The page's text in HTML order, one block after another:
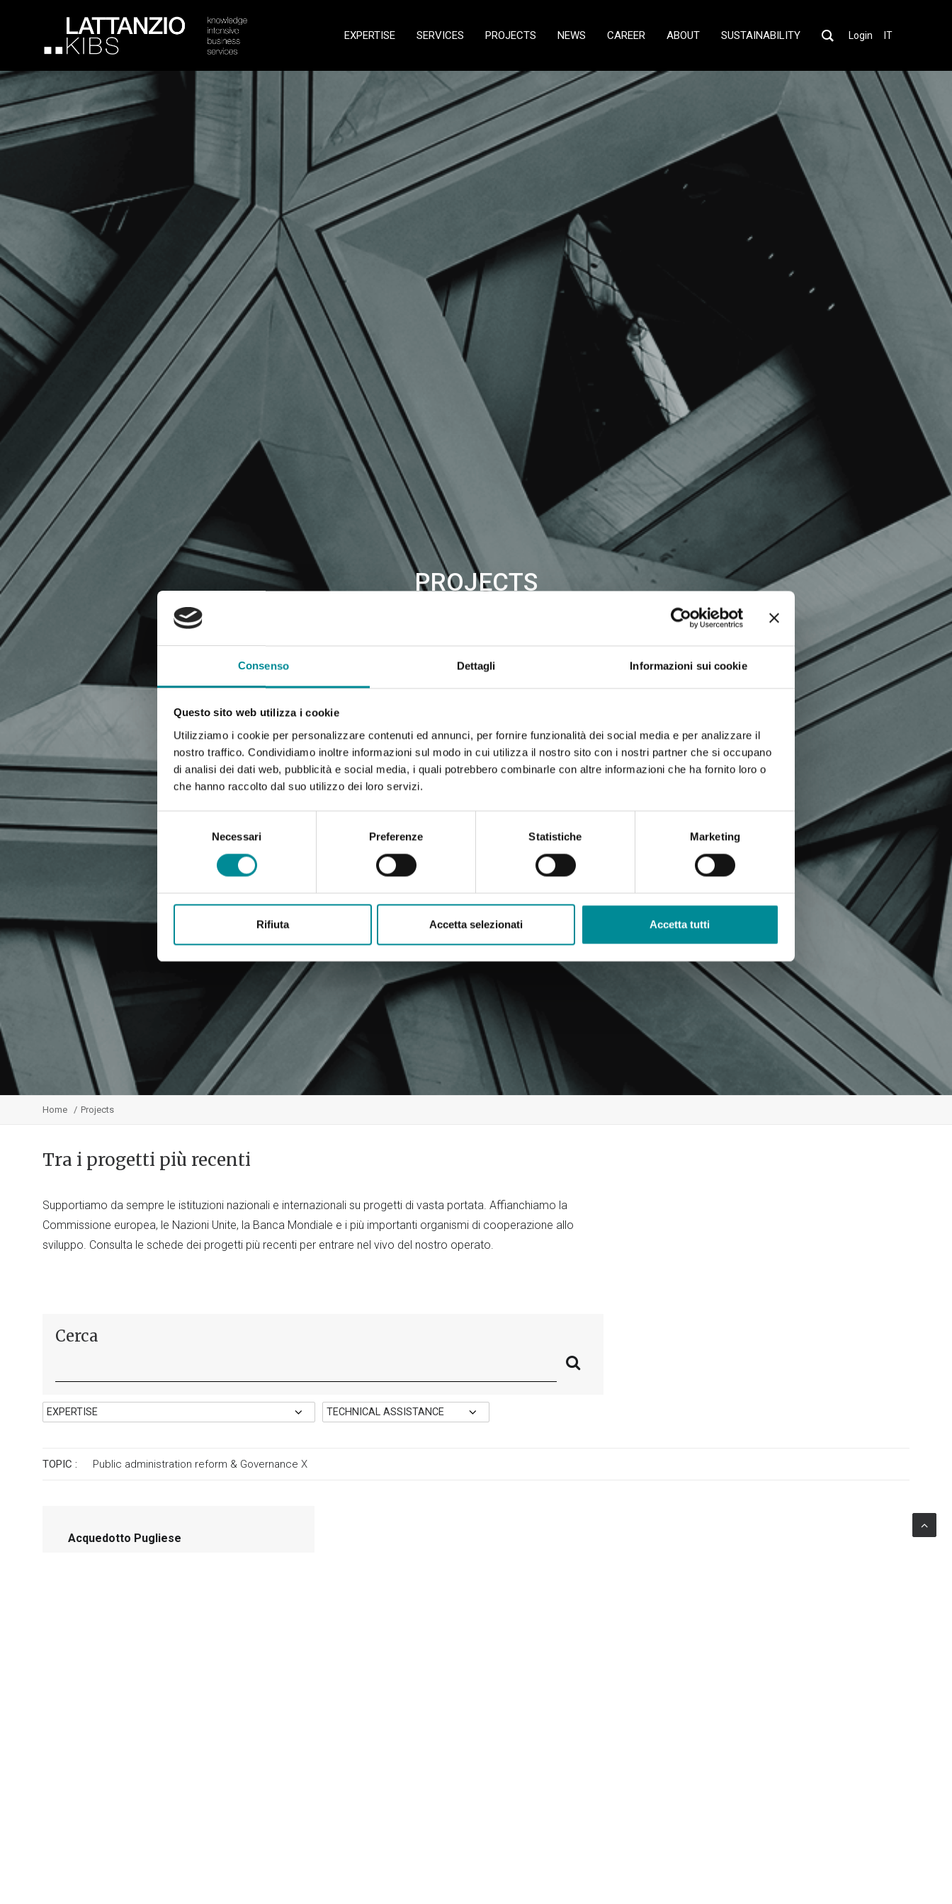
Consenso Dettagli Informazioni sui cookie
Questo sito web utilizza i cookie
Utilizziamo i cookie per personalizzare contenuti ed annunci, per fornire funzionalità dei social media e per analizzare il
nostro traffico. Condividiamo inoltre informazioni sul modo in cui utilizza il nostro sito con i nostri partner che si occupano
di analisi dei dati web, pubblicità e social media, i quali potrebbero combinarle con altre informazioni che ha fornito loro o
che hanno raccolto dal suo utilizzo dei loro servizi.
del
Necessari Preferenze Statistiche Marketing
Rifiuta Accetta selezionati Accetta tutti
EXPERTISE SERVICES PROJECTS NEWS CAREER ABOUT SUSTAINABILITY Login IT
PROJECTS
Home Projects
Tra i progetti più recenti
Supportiamo da sempre le istituzioni nazionali e internazionali su progetti di vasta portata. Affianchiamo la
Commissione europea, le Nazioni Unite, la Banca Mondiale e i più importanti organismi di cooperazione allo
sviluppo. Consulta le schede dei progetti più recenti per entrare nel vivo del nostro operato.
Cerca
TOPIC : Public administration reform & Governance X
Acquedotto Pugliese